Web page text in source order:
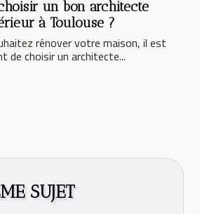
un bon architecte
à Toulouse ?
rénover votre maison, il est
de choisir un architecte...
SUJET